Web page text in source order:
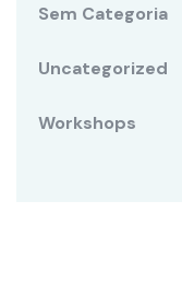
Sem Categoria
Uncategorized
Workshops